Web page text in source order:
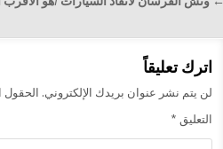
اترك تعليقاً
لن يتم نشر عنوان بريدك الإلكتروني. الحقول
التعليق *